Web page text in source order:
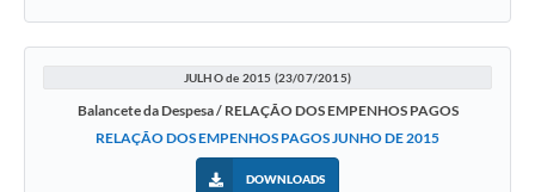
JULHO de 2015 (23/07/2015)
Balancete da Despesa / RELAÇÃO DOS EMPENHOS PAGOS
RELAÇÃO DOS EMPENHOS PAGOS JUNHO DE 2015
DOWNLOADS